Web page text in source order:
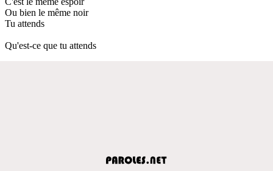
Ou bien le même noir
Tu attends
Qu'est-ce que tu attends